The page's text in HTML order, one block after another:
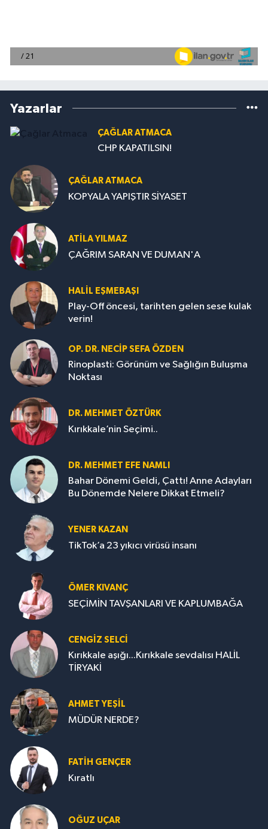
Yazarlar
ÇAĞLAR ATMACA
CHP KAPATILSIN!
ÇAĞLAR ATMACA
KOPYALA YAPIŞTIR SİYASET
ATILA YILMAZ
ÇAĞRIM SARAN VE DUMAN'A
HALIL EŞMEBAŞI
Play-Off öncesi, tarihten gelen sese kulak
verin!
OP. DR. NECIP SEFA ÖZDEN
Rinoplasti: Görünüm ve Sağlığın Buluşma
Noktası
DR. MEHMET ÖZTÜRK
Kırıkkale’nin Seçimi..
DR. MEHMET EFE NAMLI
Bahar Dönemi Geldi, Çattı! Anne Adayları
Bu Dönemde Nelere Dikkat Etmeli?
YENER KAZAN
TikTok’a 23 yıkıcı virüsü insanı
ÖMER KIVANÇ
SEÇİMİN TAVŞANLARI VE KAPLUMBAĞA
CENGİZ SELCİ
Kırıkkale aşığı...Kırıkkale sevdalısı HALİL
TİRYAKİ
AHMET YEŞİL
MÜDÜR NERDE?
FATIH GENÇER
Kıratlı
OĞUZ UÇAR